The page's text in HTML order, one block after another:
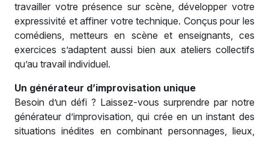
travailler votre présence sur scène, développer votre
expressivité et affiner votre technique. Conçus pour les
comédiens, metteurs en scène et enseignants, ces
exercices s’adaptent aussi bien aux ateliers collectifs
qu’au travail individuel.
Un générateur d’improvisation unique
Besoin d’un défi ? Laissez-vous surprendre par notre
générateur d’improvisation, qui crée en un instant des
situations inédites en combinant personnages, lieux,